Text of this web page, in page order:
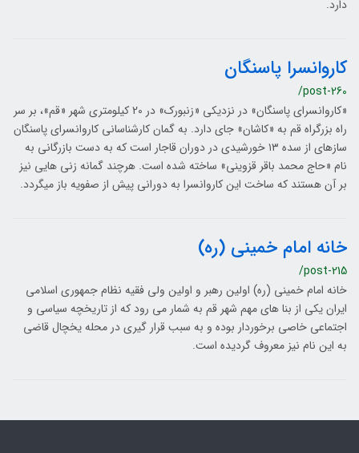
دارد.
کاروانسرا پاسنگان
/post-260
«کاروانسرای پاسنگان» در نزدیکی «زنبورک» در 20 کیلومتری شهر «قم»، بر سر
راه بزرگراه قم به «کاشان» جای دارد. به گمان کارشناسانی کاروانسرای پاسنگان
سازه­ای از سده ۱۳ خورشیدی در دوران قاجار است که به دست بازرگانی به
نام «حاج محمد باقر قزوینی» ساخته شده است. هرچند گمانه ­زنی ­هایی نیز
بر آن هستند که ساخت این کاروانسرا به دورانی پیش از صفویه باز می­گردد.
خانه امام خمینی (ره)
/post-215
خانه امام خمینی (ره) اولین رهبر و اولین ولی فقیه نظام جمهوری اسلامی
ایران یکی از بنا های مهم شهر قم به شمار می رود که از تاریخچه سیاسی و
اجتماعی خاصی برخوردار بوده و به سبب قرار گیری در محله یخچال قاضی
به این نام نیز معروف گردیده است.